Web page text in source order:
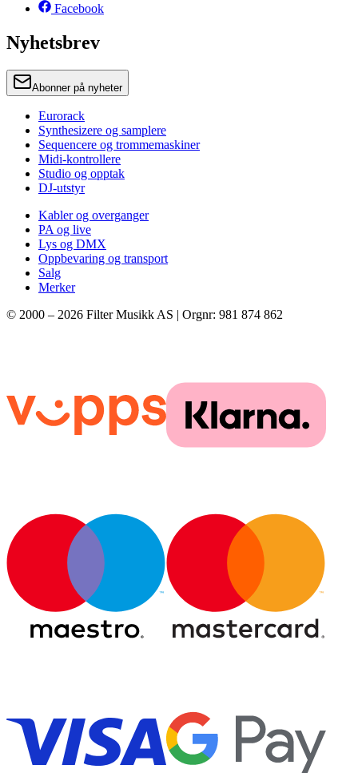
Facebook
Nyhetsbrev
Abonner på nyheter
Eurorack
Synthesizere og samplere
Sequencere og trommemaskiner
Midi-kontrollere
Studio og opptak
DJ-utstyr
Kabler og overganger
PA og live
Lys og DMX
Oppbevaring og transport
Salg
Merker
© 2000 – 2026 Filter Musikk AS | Orgnr: 981 874 862